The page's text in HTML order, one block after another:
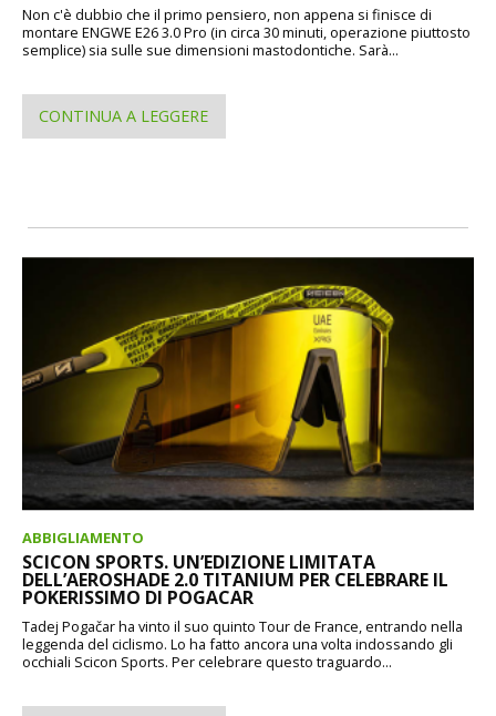
Non c'è dubbio che il primo pensiero, non appena si finisce di
montare ENGWE E26 3.0 Pro (in circa 30 minuti, operazione piuttosto
semplice) sia sulle sue dimensioni mastodontiche. Sarà...
CONTINUA A LEGGERE
ABBIGLIAMENTO
SCICON SPORTS. UN’EDIZIONE LIMITATA
DELL’AEROSHADE 2.0 TITANIUM PER CELEBRARE IL
POKERISSIMO DI POGACAR
Tadej Pogačar ha vinto il suo quinto Tour de France, entrando nella
leggenda del ciclismo. Lo ha fatto ancora una volta indossando gli
occhiali Scicon Sports. Per celebrare questo traguardo...